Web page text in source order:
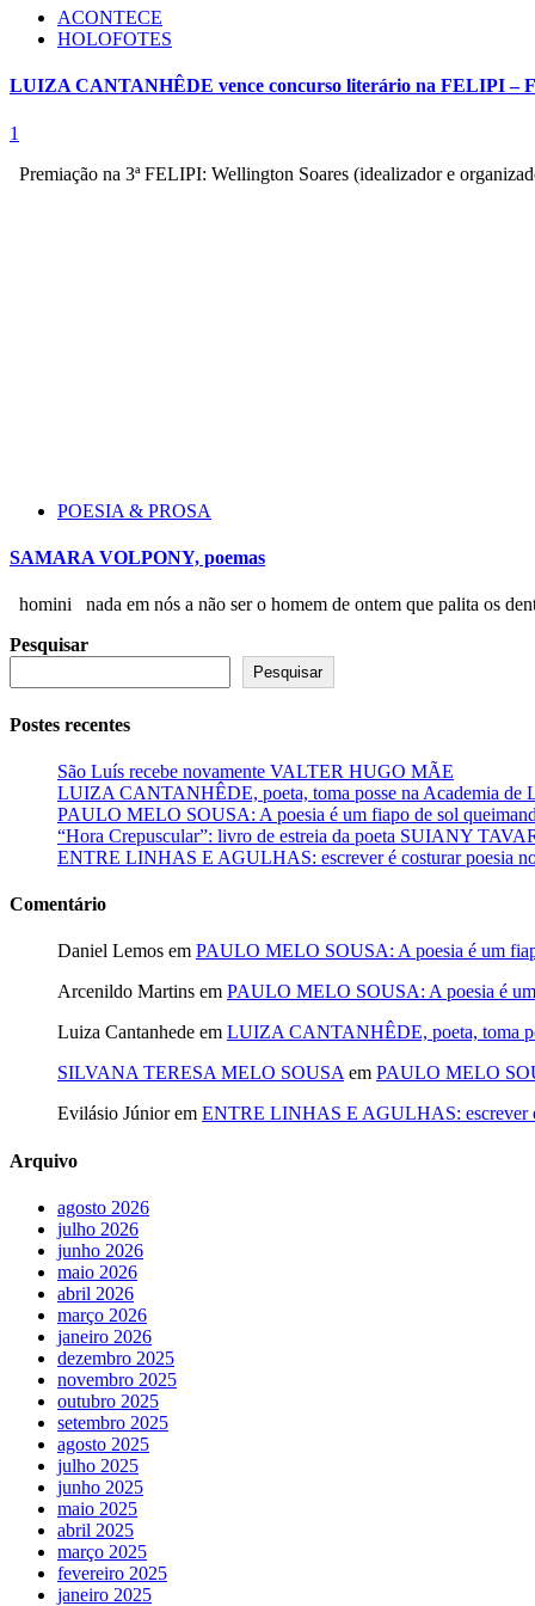
ACONTECE
HOLOFOTES
LUIZA CANTANHÊDE vence concurso literário na FELIPI –
1
Premiação na 3ª FELIPI: Wellington Soares (idealizador e
POESIA & PROSA
SAMARA VOLPONY, poemas
homini nada em nós a não ser o homem de ontem que palita os
Pesquisar
Pesquisar
Postes recentes
São Luís recebe novamente VALTER HUGO MÃE
LUIZA CANTANHÊDE, poeta, toma posse na Academia de
PAULO MELO SOUSA: A poesia é um fiapo de sol
“Hora Crepuscular”: livro de estreia da poeta SUIANY
ENTRE LINHAS E AGULHAS: escrever é costurar poesia
Comentário
Daniel Lemos em PAULO MELO SOUSA: A poesia é um
Arcenildo Martins em PAULO MELO SOUSA: A poesia é
Luiza Cantanhede em LUIZA CANTANHÊDE, poeta, toma
SILVANA TERESA MELO SOUSA em PAULO MELO
Evilásio Júniorem ENTRE LINHAS E AGULHAS: escrever
Arquivo
agosto 2026
julho 2026
junho 2026
maio 2026
abril 2026
março 2026
janeiro 2026
dezembro 2025
novembro 2025
outubro 2025
setembro 2025
agosto 2025
julho 2025
junho 2025
maio 2025
abril 2025
março 2025
fevereiro 2025
janeiro 2025